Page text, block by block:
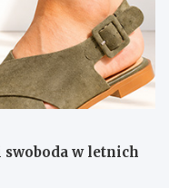
swoboda w letnich